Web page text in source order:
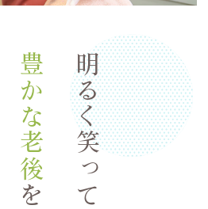
明るく笑って
豊かな老後
を